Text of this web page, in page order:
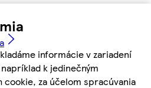
informácie v zariadení
k jedinečným
za účelom spracúvania